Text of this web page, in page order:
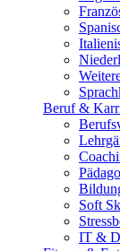
Beruf &
Soft
IT &